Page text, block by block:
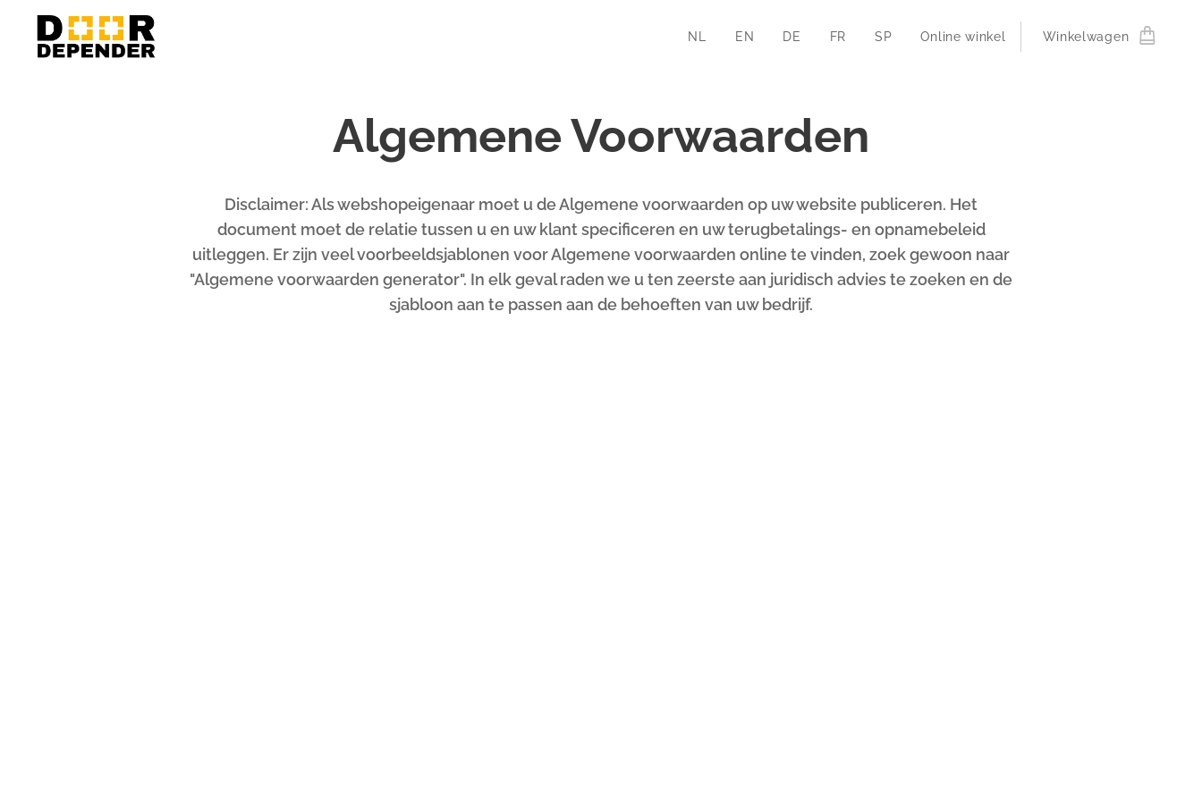
NL EN DE FR SP Online winkel Winkelwagen
Algemene Voorwaarden
Disclaimer: Als webshopeigenaar moet u de Algemene voorwaarden op uw website publiceren. Het
document moet de relatie tussen u en uw klant specificeren en uw terugbetalings- en opnamebeleid
uitleggen. Er zijn veel voorbeeldsjablonen voor Algemene voorwaarden online te vinden, zoek gewoon naar
"Algemene voorwaarden generator". In elk geval raden we u ten zeerste aan juridisch advies te zoeken en de
sjabloon aan te passen aan de behoeften van uw bedrijf.